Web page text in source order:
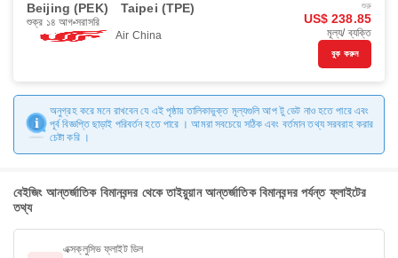
Beijing (PEK) Taipei (TPE)
শুক্র ১৪ আগ সরাসরি
Air China
শুরু
US$ 238.85
মূল্য/ ব্যক্তি
বুক করুন
অনুগ্রহ করে মনে রাখবেন যে এই পৃষ্ঠায় তালিকাভুক্ত মূল্যগুলি আপ টু ডেট নাও হতে পারে এবং
পূর্ব বিজ্ঞপ্তি ছাড়াই পরিবর্তন হতে পারে । আমরা সবচেয়ে সঠিক এবং বর্তমান তথ্য সরবরাহ করার
চেষ্টা করি ।
বেইজিং আন্তর্জাতিক বিমানবন্দর থেকে তাইয়ুয়ান আন্তর্জাতিক বিমানবন্দর পর্যন্ত ফ্লাইটের
তথ্য
এক্সক্লুসিভ ফ্লাইট ডিল